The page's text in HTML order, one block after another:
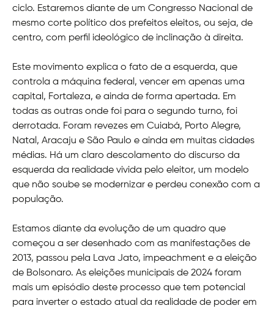
ciclo. Estaremos diante de um Congresso Nacional de
mesmo corte político dos prefeitos eleitos, ou seja, de
centro, com perfil ideológico de inclinação à direita.
Este movimento explica o fato de a esquerda, que
controla a máquina federal, vencer em apenas uma
capital, Fortaleza, e ainda de forma apertada. Em
todas as outras onde foi para o segundo turno, foi
derrotada. Foram revezes em Cuiabá, Porto Alegre,
Natal, Aracaju e São Paulo e ainda em muitas cidades
médias. Há um claro descolamento do discurso da
esquerda da realidade vivida pelo eleitor, um modelo
que não soube se modernizar e perdeu conexão com a
população.
Estamos diante da evolução de um quadro que
começou a ser desenhado com as manifestações de
2013, passou pela Lava Jato, impeachment e a eleição
de Bolsonaro. As eleições municipais de 2024 foram
mais um episódio deste processo que tem potencial
para inverter o estado atual da realidade de poder em